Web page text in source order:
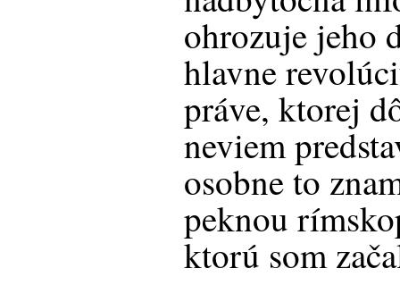
ohrozuje jeho
hlavne
práve, ktorej
neviem
osobne to
peknou
ktorú som